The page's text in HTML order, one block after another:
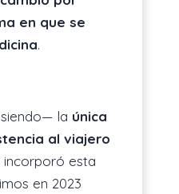
en que se
.
la única
al viajero
incorporó esta
en 2023